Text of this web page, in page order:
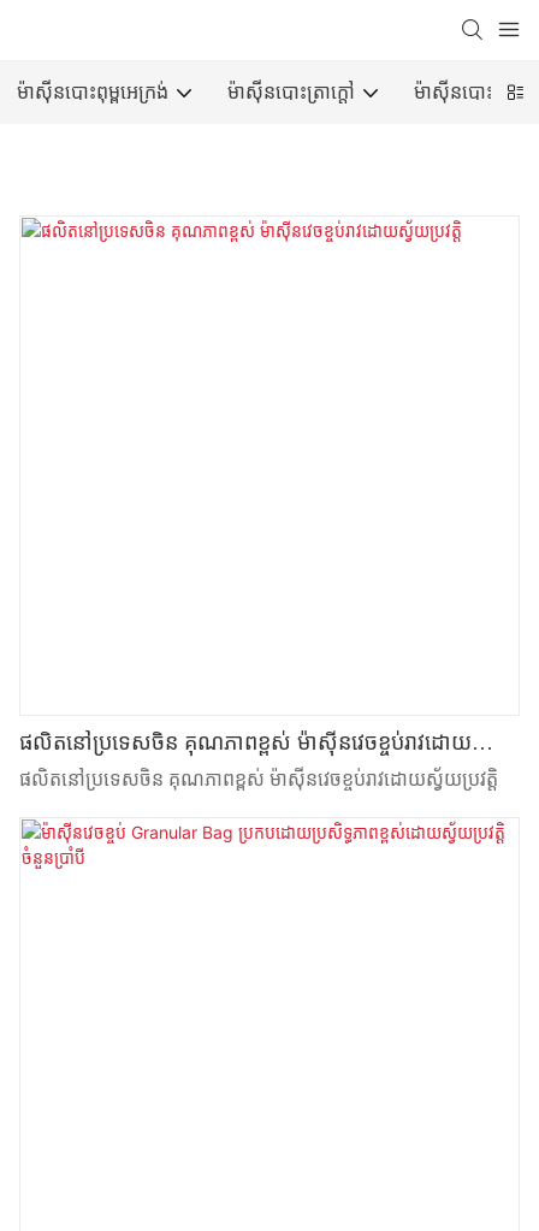
ម៉ាស៊ីនបោះពុម្ពអេក្រង់ ម៉ាស៊ីនបោះត្រាក្តៅ ម៉ាស៊ីនបោះពុម្ព
ផលិតនៅប្រទេសចិន គុណភាពខ្ពស់ ម៉ាស៊ីនវេចខ្ចប់រាវដោយ
ស្វ័យប្រវត្តិ
ផលិតនៅប្រទេសចិន គុណភាពខ្ពស់ ម៉ាស៊ីនវេចខ្ចប់រាវដោយស្វ័យប្រវត្តិ